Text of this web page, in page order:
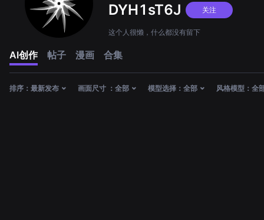
DYH1sT6J 关注
这个人很懒，什么都没有留下
AI创作 帖子 漫画 合集
排序： 最新发布 画面尺寸 ： 全部 模型选择： 全部 风格模型： 全